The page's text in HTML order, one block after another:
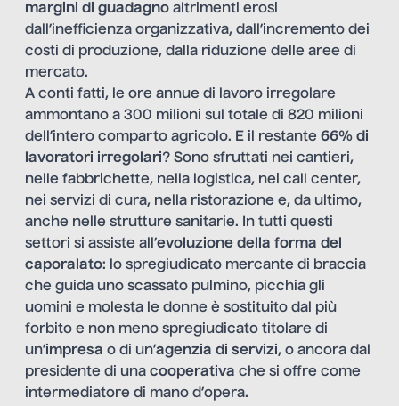
margini di guadagno altrimenti erosi
dall’inefficienza organizzativa, dall’incremento dei
costi di produzione, dalla riduzione delle aree di
mercato.
A conti fatti, le ore annue di lavoro irregolare
ammontano a 300 milioni sul totale di 820 milioni
dell’intero comparto agricolo. E il restante 66% di
lavoratori irregolari? Sono sfruttati nei cantieri,
nelle fabbrichette, nella logistica, nei call center,
nei servizi di cura, nella ristorazione e, da ultimo,
anche nelle strutture sanitarie. In tutti questi
settori si assiste all’evoluzione della forma del
caporalato: lo spregiudicato mercante di braccia
che guida uno scassato pulmino, picchia gli
uomini e molesta le donne è sostituito dal più
forbito e non meno spregiudicato titolare di
un’impresa o di un’agenzia di servizi, o ancora dal
presidente di una cooperativa che si offre come
intermediatore di mano d’opera.